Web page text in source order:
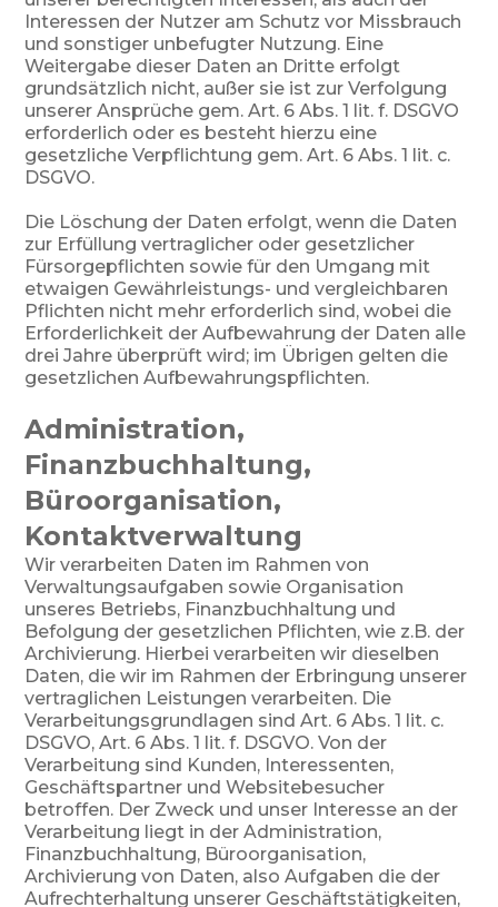
Interessen der Nutzer am Schutz vor Missbrauch
und sonstiger unbefugter Nutzung. Eine
Weitergabe dieser Daten an Dritte erfolgt
grundsätzlich nicht, außer sie ist zur Verfolgung
unserer Ansprüche gem. Art. 6 Abs. 1 lit. f. DSGVO
erforderlich oder es besteht hierzu eine
gesetzliche Verpflichtung gem. Art. 6 Abs. 1 lit. c.
DSGVO.
Die Löschung der Daten erfolgt, wenn die Daten
zur Erfüllung vertraglicher oder gesetzlicher
Fürsorgepflichten sowie für den Umgang mit
etwaigen Gewährleistungs- und vergleichbaren
Pflichten nicht mehr erforderlich sind, wobei die
Erforderlichkeit der Aufbewahrung der Daten alle
drei Jahre überprüft wird; im Übrigen gelten die
gesetzlichen Aufbewahrungspflichten.
Administration,
Finanzbuchhaltung,
Büroorganisation,
Kontaktverwaltung
Wir verarbeiten Daten im Rahmen von
Verwaltungsaufgaben sowie Organisation
unseres Betriebs, Finanzbuchhaltung und
Befolgung der gesetzlichen Pflichten, wie z.B. der
Archivierung. Hierbei verarbeiten wir dieselben
Daten, die wir im Rahmen der Erbringung unserer
vertraglichen Leistungen verarbeiten. Die
Verarbeitungsgrundlagen sind Art. 6 Abs. 1 lit. c.
DSGVO, Art. 6 Abs. 1 lit. f. DSGVO. Von der
Verarbeitung sind Kunden, Interessenten,
Geschäftspartner und Websitebesucher
betroffen. Der Zweck und unser Interesse an der
Verarbeitung liegt in der Administration,
Finanzbuchhaltung, Büroorganisation,
Archivierung von Daten, also Aufgaben die der
Aufrechterhaltung unserer Geschäftstätigkeiten,